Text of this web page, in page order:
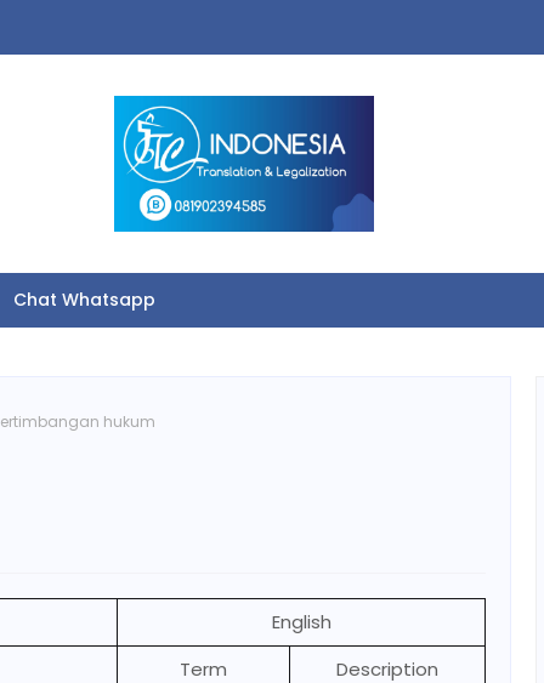
Chat Whatsapp
hukum
English
Term
Description